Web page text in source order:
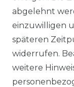
abgelehnt
einzuwilligen
späteren
widerrufen.
weitere